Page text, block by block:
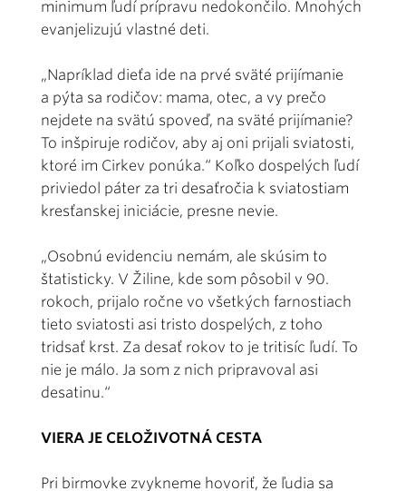
minimum ľudí prípravu nedokončilo. Mnohých
evanjelizujú vlastné deti.
„Napríklad dieťa ide na prvé sväté prijímanie
a pýta sa rodičov: mama, otec, a vy prečo
nejdete na svätú spoveď, na sväté prijímanie?
To inšpiruje rodičov, aby aj oni prijali sviatosti,
ktoré im Cirkev ponúka.“ Koľko dospelých ľudí
priviedol páter za tri desaťročia k sviatostiam
kresťanskej iniciácie, presne nevie.
„Osobnú evidenciu nemám, ale skúsim to
štatisticky. V Žiline, kde som pôsobil v 90.
rokoch, prijalo ročne vo všetkých farnostiach
tieto sviatosti asi tristo dospelých, z toho
tridsať krst. Za desať rokov to je tritisíc ľudí. To
nie je málo. Ja som z nich pripravoval asi
desatinu.“
VIERA JE CELOŽIVOTNÁ CESTA
Pri birmovke zvykneme hovoriť, že ľudia sa